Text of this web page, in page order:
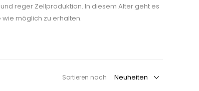
reger Zellproduktion. In diesem Alter geht es
möglich zu erhalten.
Sortieren nach